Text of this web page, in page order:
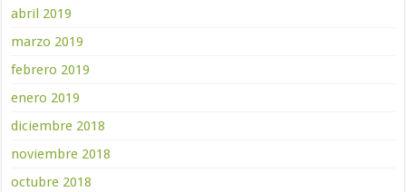
abril 2019
marzo 2019
febrero 2019
enero 2019
diciembre 2018
noviembre 2018
octubre 2018